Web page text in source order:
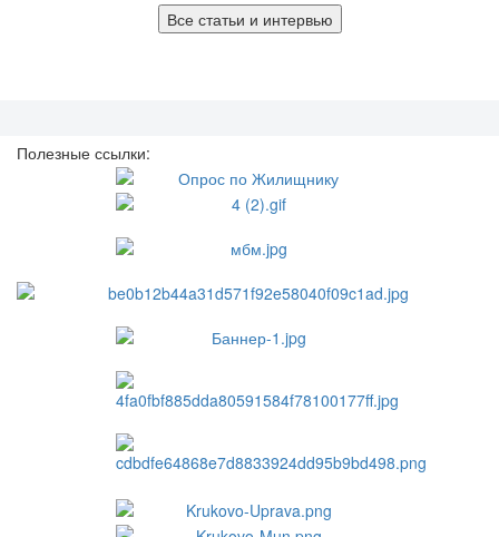
Все статьи и интервью
Полезные ссылки: